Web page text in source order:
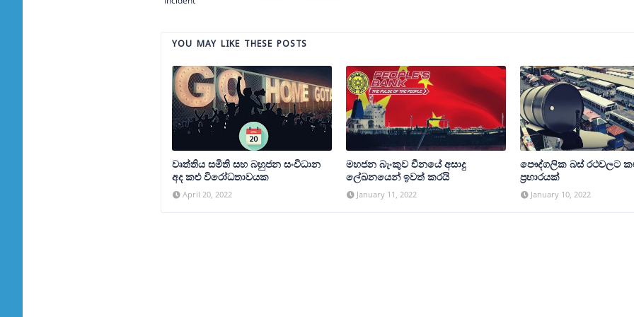
YOU MAY LIKE THESE POSTS
වෘත්තිය සමිති සහ බහුජන සංවිධාන
අද කළු විරෝධතාවයක
April 20, 2022
මහජන බැංකුව චීනයේ අසාදු
ලේඛනයෙන් ඉවත් කරයි
January 11, 2022
පෞද්ගලික බස් රථවලට
ප්‍රහාරයක්
January 10, 2022